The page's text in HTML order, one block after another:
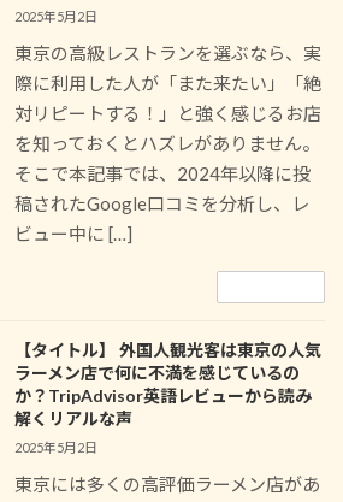
2025年5月2日
東京の高級レストランを選ぶなら、実
際に利用した人が「また来たい」「絶
対リピートする！」と強く感じるお店
を知っておくとハズレがありません。
そこで本記事では、2024年以降に投
稿されたGoogle口コミを分析し、レ
ビュー中に […]
【タイトル】 外国人観光客は東京の人気
ラーメン店で何に不満を感じているの
か？TripAdvisor英語レビューから読み
解くリアルな声
2025年5月2日
東京には多くの高評価ラーメン店があ